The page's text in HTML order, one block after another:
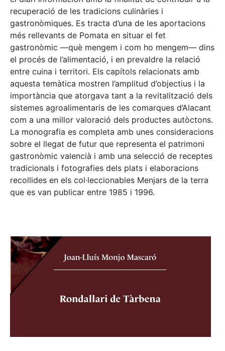
recuperació de les tradicions culinàries i
gastronòmiques. Es tracta d’una de les aportacions
més rellevants de Pomata en situar el fet
gastronòmic —què mengem i com ho mengem— dins
el procés de l’alimentació, i en prevaldre la relació
entre cuina i territori. Els capítols relacionats amb
aquesta temàtica mostren l’amplitud d’objectius i la
importància que atorgava tant a la revitalització dels
sistemes agroalimentaris de les comarques d’Alacant
com a una millor valoració dels productes autòctons.
La monografia es completa amb unes consideracions
sobre el llegat de futur que representa el patrimoni
gastronòmic valencià i amb una selecció de receptes
tradicionals i fotografies dels plats i elaboracions
recollides en els col·leccionables Menjars de la terra
que es van publicar entre 1985 i 1996.